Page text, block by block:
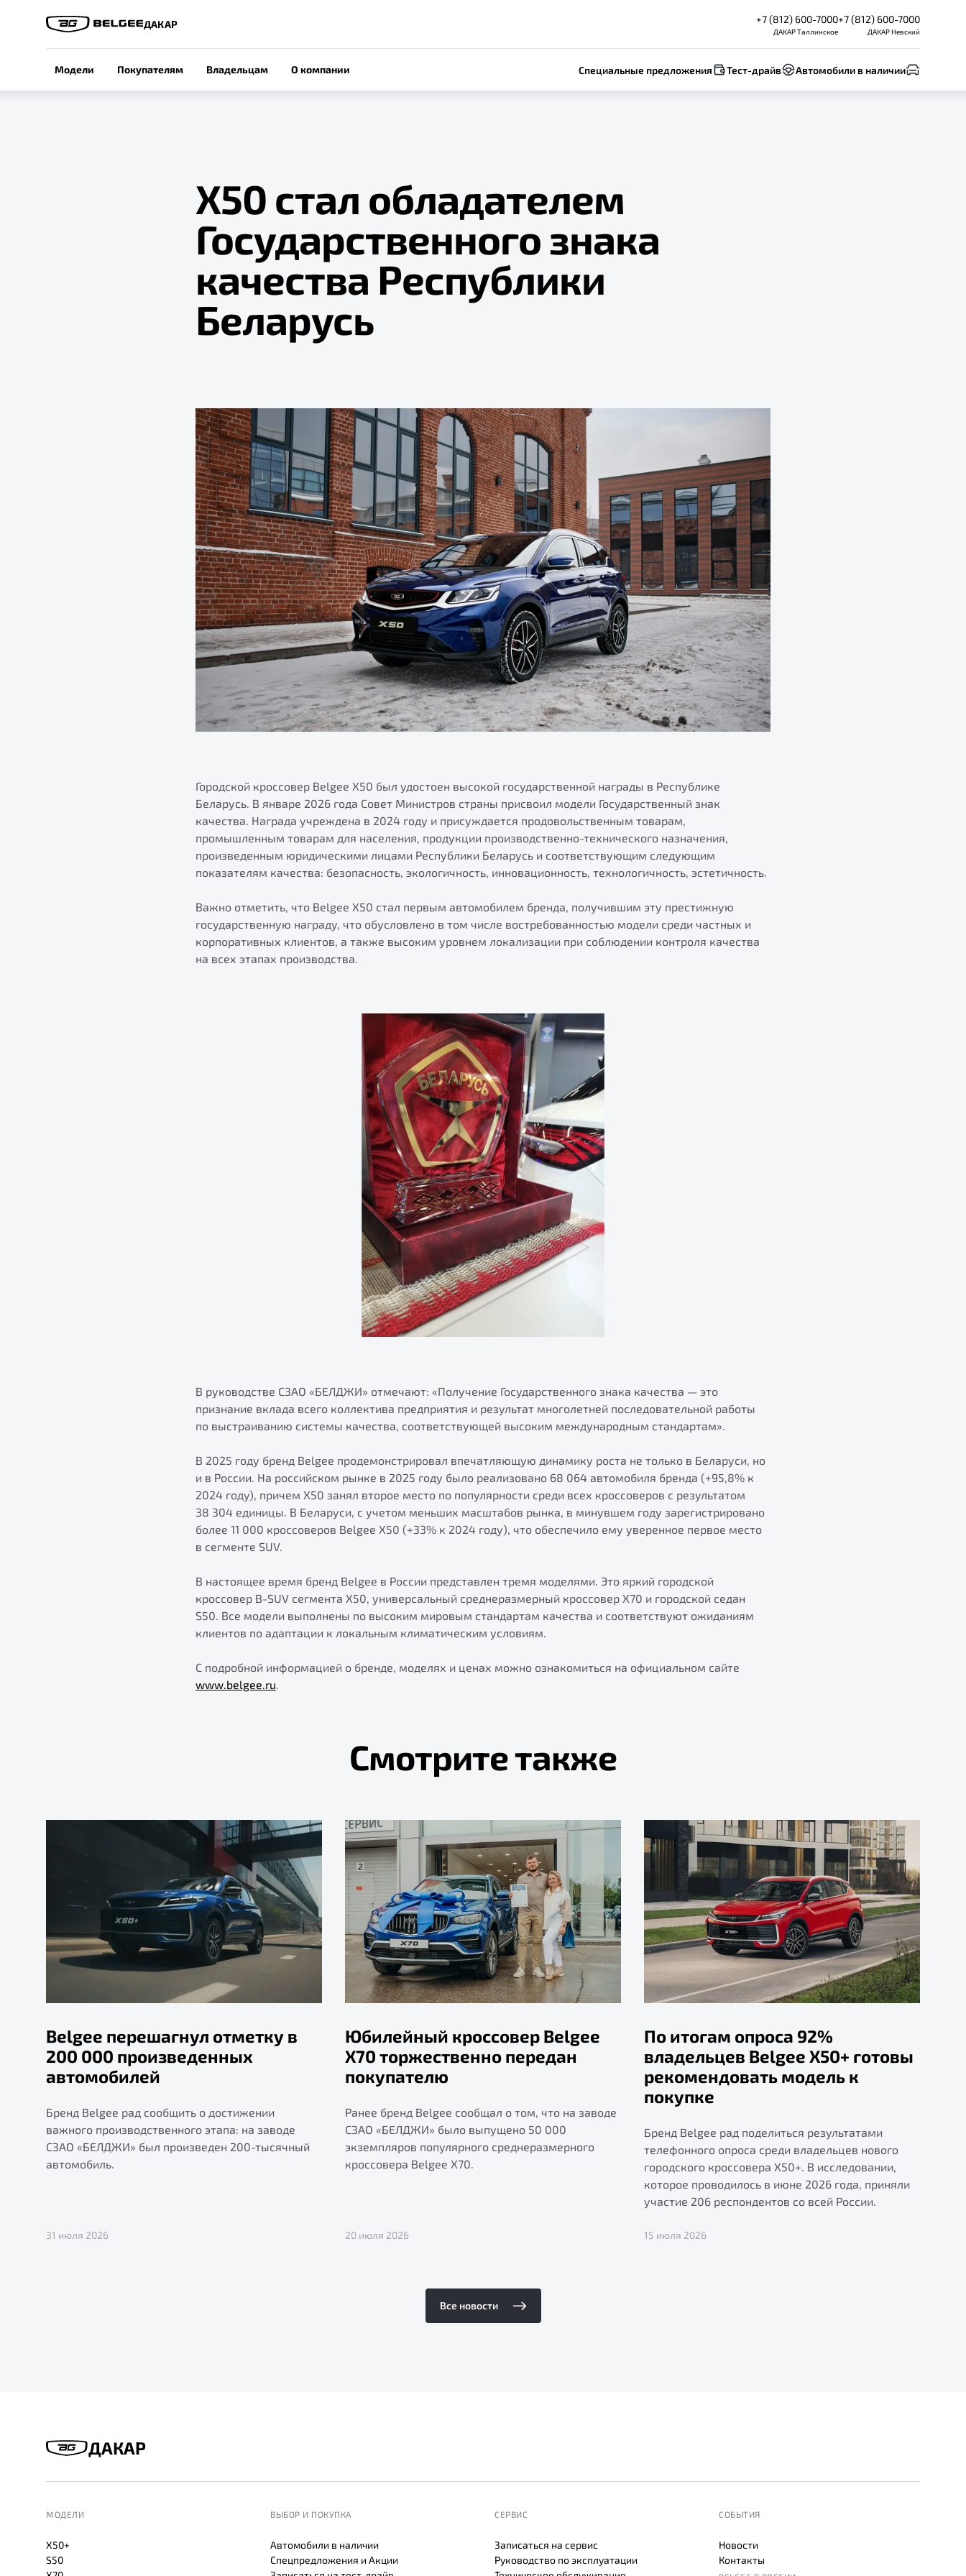
ДАКАР +7 (812) 600-7000
ДАКАР Таллинское
+7 (812) 600-7000
ДАКАР Невский
Модели Покупателям Владельцам О компании Специальные предложения Тест-драйв Автомобили в наличии
Х50 стал обладателем
Государственного знака
качества Республики
Беларусь
Городской кроссовер Belgee Х50 был удостоен высокой государственной награды в Республике
Беларусь. В январе 2026 года Совет Министров страны присвоил модели Государственный знак
качества. Награда учреждена в 2024 году и присуждается продовольственным товарам,
промышленным товарам для населения, продукции производственно-технического назначения,
произведенным юридическими лицами Республики Беларусь и соответствующим следующим
показателям качества: безопасность, экологичность, инновационность, технологичность, эстетичность.
Важно отметить, что Belgee X50 стал первым автомобилем бренда, получившим эту престижную
государственную награду, что обусловлено в том числе востребованностью модели среди частных и
корпоративных клиентов, а также высоким уровнем локализации при соблюдении контроля качества
на всех этапах производства.
В руководстве СЗАО «БЕЛДЖИ» отмечают: «Получение Государственного знака качества — это
признание вклада всего коллектива предприятия и результат многолетней последовательной работы
по выстраиванию системы качества, соответствующей высоким международным стандартам».
В 2025 году бренд Belgee продемонстрировал впечатляющую динамику роста не только в Беларуси, но
и в России. На российском рынке в 2025 году было реализовано 68 064 автомобиля бренда (+95,8% к
2024 году), причем X50 занял второе место по популярности среди всех кроссоверов с результатом
38 304 единицы. В Беларуси, с учетом меньших масштабов рынка, в минувшем году зарегистрировано
более 11 000 кроссоверов Belgee X50 (+33% к 2024 году), что обеспечило ему уверенное первое место
в сегменте SUV.
В настоящее время бренд Belgee в России представлен тремя моделями. Это яркий городской
кроссовер B-SUV сегмента X50, универсальный среднеразмерный кроссовер X70 и городской седан
S50. Все модели выполнены по высоким мировым стандартам качества и соответствуют ожиданиям
клиентов по адаптации к локальным климатическим условиям.
С подробной информацией о бренде, моделях и ценах можно ознакомиться на официальном сайте
www.belgee.ru
Смотрите также
Belgee перешагнул отметку в
200 000 произведенных
автомобилей
Бренд Belgee рад сообщить о достижении
важного производственного этапа: на заводе
СЗАО «БЕЛДЖИ» был произведен 200-тысячный
автомобиль.
31 июля 2026
Юбилейный кроссовер Belgee
X70 торжественно передан
покупателю
Ранее бренд Belgee сообщал о том, что на заводе
СЗАО «БЕЛДЖИ» было выпущено 50 000
экземпляров популярного среднеразмерного
кроссовера Belgee X70.
20 июля 2026
По итогам опроса 92%
владельцев Belgee X50+ готовы
рекомендовать модель к
покупке
Бренд Belgee рад поделиться результатами
телефонного опроса среди владельцев нового
городского кроссовера X50+. В исследовании,
которое проводилось в июне 2026 года, приняли
участие 206 респондентов со всей России.
15 июля 2026
Все новости
ДАКАР
МОДЕЛИ
X50+
S50
ВЫБОР И ПОКУПКА
Автомобили в наличии
Спецпредложения и Акции
СЕРВИС
Записаться на сервис
Руководство по эксплуатации
СОБЫТИЯ
Новости
Контакты